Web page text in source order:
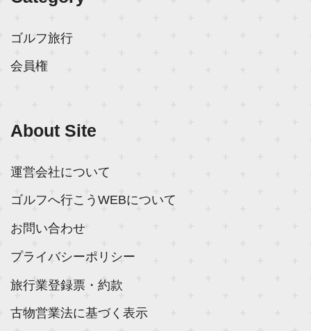
ゴルフ旅行
会員権
About Site
運営会社について
ゴルフへ行こうWEBについて
お問い合わせ
プライバシーポリシー
旅行業登録票・約款
古物営業法に基づく表示